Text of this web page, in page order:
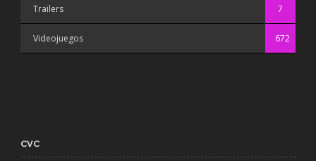
Trailers 7
Videojuegos 672
CVC